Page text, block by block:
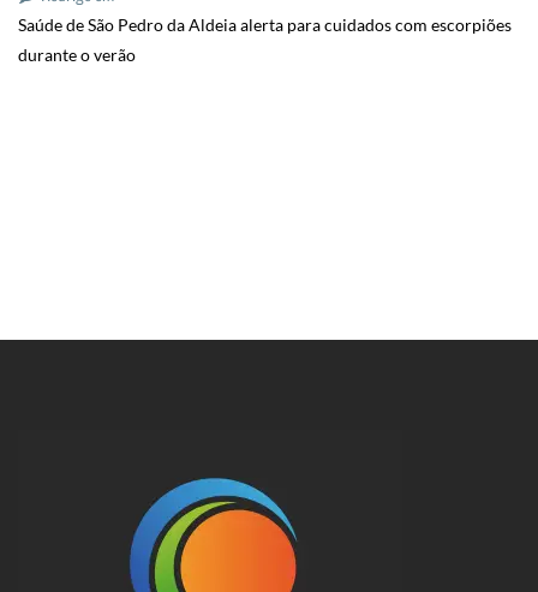
Saúde de São Pedro da Aldeia alerta para cuidados com escorpiões
durante o verão